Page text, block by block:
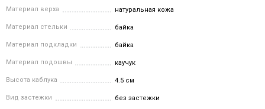
Материал верха натуральная кожа
Материал стельки байка
Материал подкладки байка
Материал подошвы каучук
Высота каблука 4.5 см
Вид застежки без застежки